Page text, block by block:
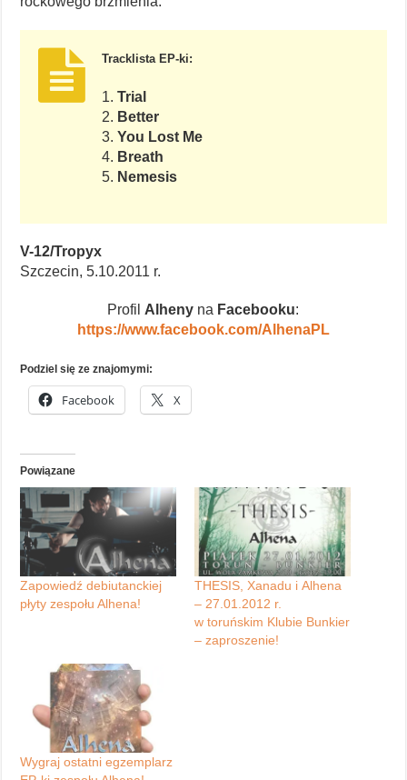
Tracklista EP-ki:
1.Trial
2. Better
3.You Lost Me
4. Breath
5. Nemesis
V-12/Tropyx
Szczecin, 5.10.2011 r.
Profil Alheny na Facebooku:
https://www.facebook.com/AlhenaPL
Podziel się ze znajomymi:
Facebook X
Powiązane
Zapowiedź debiutanckiej
płyty zespołu Alhena!
THESIS, Xanadu i Alhena
– 27.01.2012 r.
w toruńskim Klubie Bunkier
– zaproszenie!
Wygraj ostatni egzemplarz